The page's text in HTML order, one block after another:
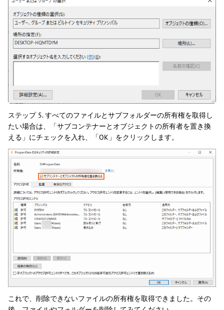
ステップ 5. すべてのファイルとサブフォルダーの所有権を取得し
たい場合は、「サブコンテナーとオブジェクトの所有者を置き換
える」にチェックを入れ、「OK」をクリックします。
これで、削除できないファイルの所有権を取得できました。その